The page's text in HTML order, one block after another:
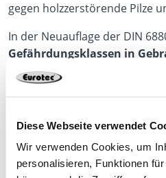
Diese Webseite verwendet
Wir verwenden Cookies, um
personalisieren, Funktionen
gegen holzzerstörende Pilze
In der Neuauflage der DIN
Gefährdungsklassen in
umbenannt
Mehr erfahren über die
Seit 1990 wird nach dem